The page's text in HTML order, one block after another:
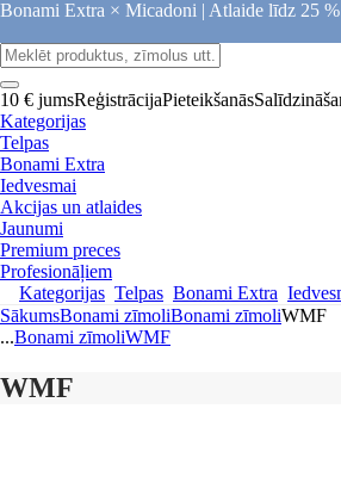
Bonami Extra × Micadoni | Atlaide līdz 25
10 € jumsReģistrācijaPieteikšanās
Kategorijas
Telpas
Bonami Extra
Iedvesmai
Akcijas un atlaides
Jaunumi
Premium preces
Profesionāļiem
Kategorijas Telpas Bonami Extra
SākumsBonami zīmoliBonami zīmoliWMF
...Bonami zīmoliWMF
WMF